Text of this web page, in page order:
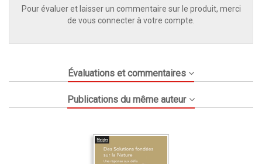
Pour évaluer et laisser un commentaire sur le produit, merci
de vous connecter à votre compte.
Évaluations et commentaires
Publications du même auteur